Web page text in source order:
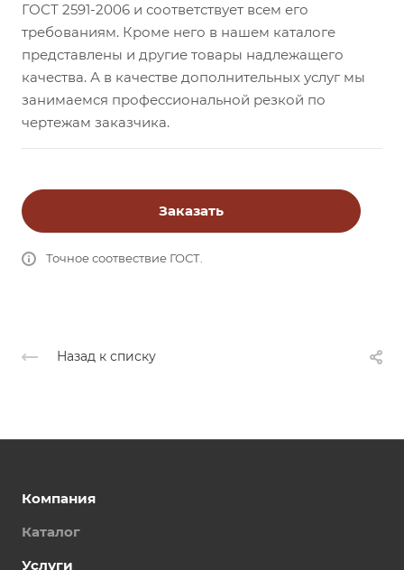
ГОСТ 2591-2006 и соответствует всем его
требованиям. Кроме него в нашем каталоге
представлены и другие товары надлежащего
качества. А в качестве дополнительных услуг мы
занимаемся профессиональной резкой по
чертежам заказчика.
Заказать
Точное соотвествие ГОСТ.
Назад к списку
Компания
Каталог
Услуги